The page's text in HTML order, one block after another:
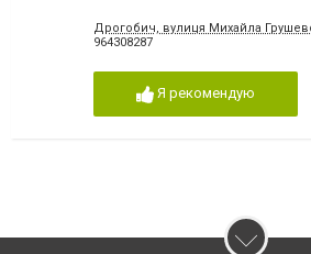
Дрогобич, вулиця Михайла
964308287
Я рекомендую